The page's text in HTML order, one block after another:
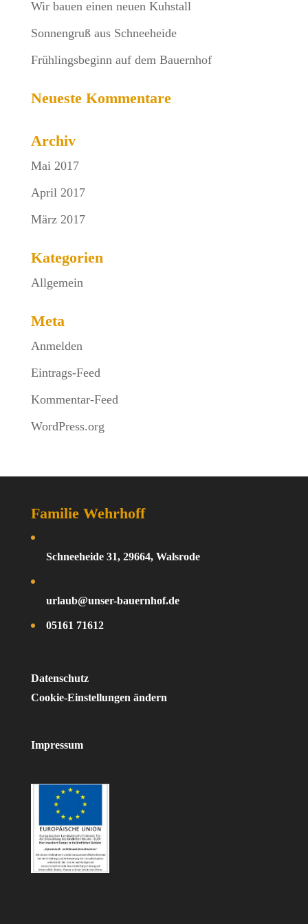
Wir bauen einen neuen Kuhstall
Sonnengruß aus Schneeheide
Frühlingsbeginn auf dem Bauernhof
Neueste Kommentare
Archiv
Mai 2017
April 2017
März 2017
Kategorien
Allgemein
Meta
Anmelden
Eintrags-Feed
Kommentar-Feed
WordPress.org
Familie Wehrhoff
Schneeheide 31, 29664, Walsrode
urlaub@unser-bauernhof.de
05161 71612
Datenschutz
Cookie-Einstellungen ändern
Impressum